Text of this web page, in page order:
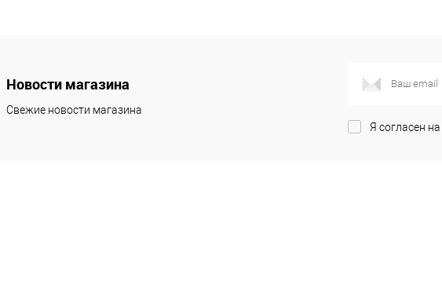
Новости магазина
Свежие новости магазина
Я согласен на